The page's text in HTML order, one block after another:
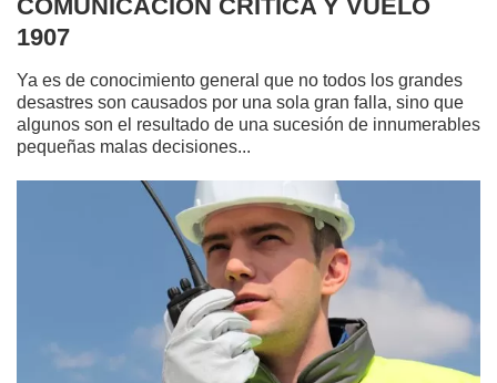
COMUNICACIÓN CRÍTICA Y VUELO
1907
Ya es de conocimiento general que no todos los grandes
desastres son causados por una sola gran falla, sino que
algunos son el resultado de una sucesión de innumerables
pequeñas malas decisiones...